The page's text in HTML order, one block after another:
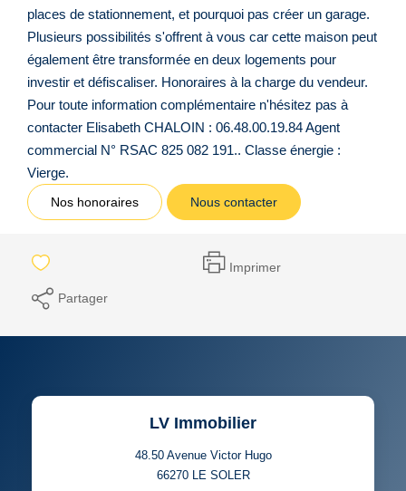
places de stationnement, et pourquoi pas créer un garage.
Plusieurs possibilités s'offrent à vous car cette maison peut
également être transformée en deux logements pour
investir et défiscaliser. Honoraires à la charge du vendeur.
Pour toute information complémentaire n'hésitez pas à
contacter Elisabeth CHALOIN : 06.48.00.19.84 Agent
commercial N° RSAC 825 082 191.. Classe énergie :
Vierge.
Nos honoraires Nous contacter
Imprimer
Partager
LV Immobilier
48.50 Avenue Victor Hugo
66270 LE SOLER